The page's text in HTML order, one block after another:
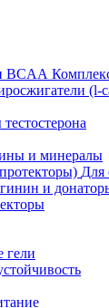
(l-
и минералы
Для
и
гели